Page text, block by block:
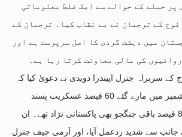
پر حملے کے حوالے سے ایک غلط معلوماتی
فوج کے ترجمان نے بے نقاب کیا۔ ترجمان کے
میں دہشت گردی کا اصل سرپرست ہے اور
کی مالی معاونت کرتا رہا ہے۔
کے سربراہ جنرل اپیندرا دویدی نے دعویٰ کیا کہ
2024 میں مقبوضہ کشمیر میں مارے گئے 60 فیصد عسکریت پسند
پاکستانی تھے، جبکہ 80 فیصد باقی جنگجو بھی پاکستانی نژاد تھے۔ ان
جانب سے شدید ردعمل آیا، اور آرمی چیف جنرل